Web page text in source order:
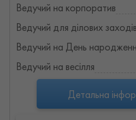
Ведучий на корпоратив
Ведучий для ділових заходів
Ведучий на День
Ведучий на весілля
Детальна